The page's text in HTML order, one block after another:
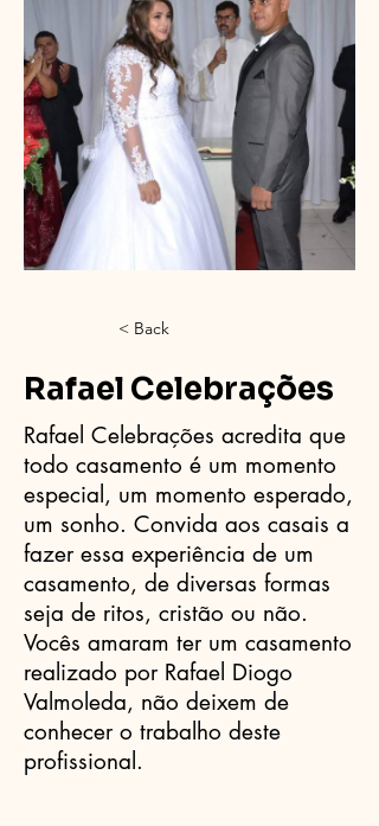
< Back
Rafael Celebrações
Rafael Celebrações acredita que
todo casamento é um momento
especial, um momento esperado,
um sonho. Convida aos casais a
fazer essa experiência de um
casamento, de diversas formas
seja de ritos, cristão ou não.
Vocês amaram ter um casamento
realizado por Rafael Diogo
Valmoleda, não deixem de
conhecer o trabalho deste
profissional.